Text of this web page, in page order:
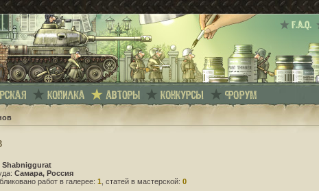
Shabniggurat
Самара, Россия
работ в галерее: 1, статей в мастерской: 0